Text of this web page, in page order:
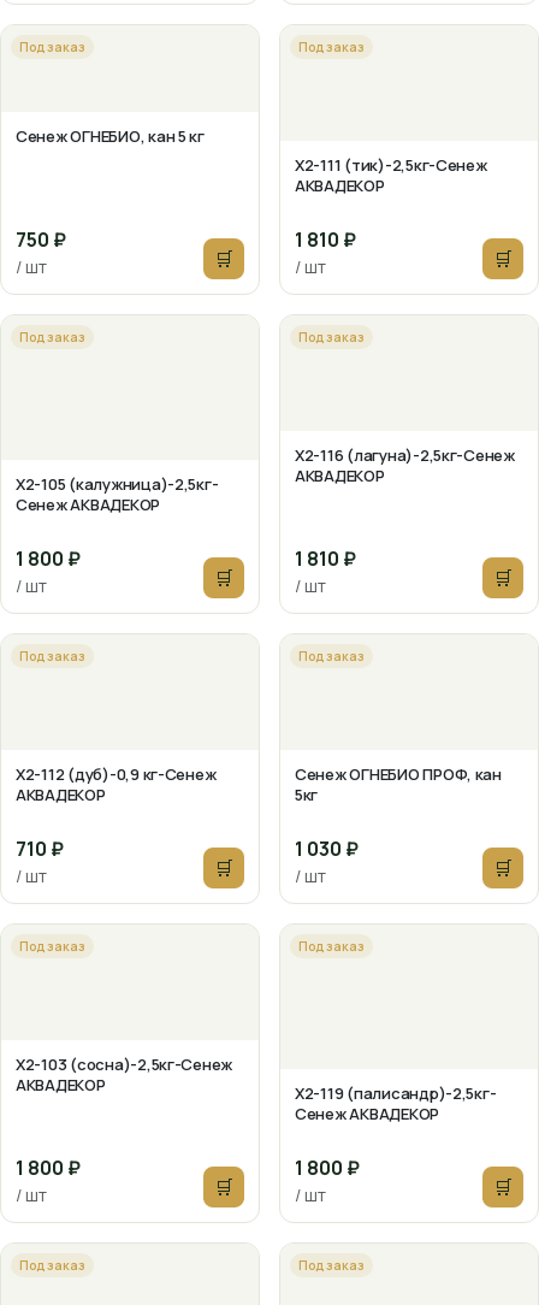
Под заказ
Сенеж ОГНЕБИО, кан 5 кг
750 ₽
/ шт 🛒
Под заказ
X2-111 (тик)-2,5кг-Сенеж
АКВАДЕКОР
1 810 ₽
/ шт 🛒
Под заказ
X2-105 (калужница)-2,5кг-
Сенеж АКВАДЕКОР
1 800 ₽
/ шт 🛒
Под заказ
X2-116 (лагуна)-2,5кг-Сенеж
АКВАДЕКОР
1 810 ₽
/ шт 🛒
Под заказ
X2-112 (дуб)-0,9 кг-Сенеж
АКВАДЕКОР
710 ₽
/ шт 🛒
Под заказ
Сенеж ОГНЕБИО ПРОФ, кан
5кг
1 030 ₽
/ шт 🛒
Под заказ
X2-103 (сосна)-2,5кг-Сенеж
АКВАДЕКОР
1 800 ₽
/ шт 🛒
Под заказ
X2-119 (палисандр)-2,5кг-
Сенеж АКВАДЕКОР
1 800 ₽
/ шт 🛒
Под заказ Под заказ